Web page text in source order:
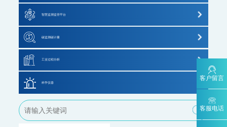
水环境监测
地表水监测系统
WQMS-900AI-数智化水质在线监测系统
WQMS-900-固定式水质自动监测系统
WQMS-900E-简易式水质自动监测系统
WQMS-900S-小型式水质自动监测系统
MODEL 9811-高锰酸盐指数水质在线自动监测仪
MODEL 9870-水质自动采样器
客户留言
客服电话
大气VOCs监测系统
水质特征因子在线分析仪
智慧监测监管平台
碳监测碳计量
碳排放监测系统
碳计量数据管理系统
碳监测碳计量管理平台
工业过程分析
MODEL 4030系列激光分析仪
科学仪器
飞行时间二次离子质谱仪
飞行时间质谱仪